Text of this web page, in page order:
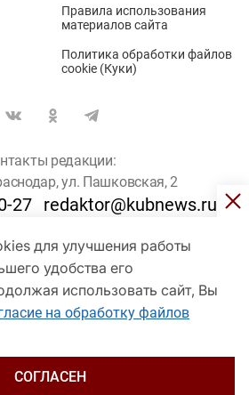
для улучшения работы
удобства его
использовать сайт, Вы
на обработку файлов
СОГЛАСЕН
Правила использования
материалов сайта
Политика обработки файлов
cookie (Куки)
редакции:
ул. Пашковская, 2
27 redaktor@kubnews.ru
старше 16 лет
Новости, 2017
зарегистрировано Федеральной
связи, информационных технологий
(Роскомнадзор). Регистрационный
редактор – Филиппов О. Ю.